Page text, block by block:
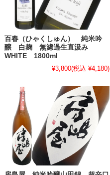
百春（ひゃくしゅん） 純米吟
醸 白麹 無濾過生直汲み
WHITE 1800ml
¥3,800(税込 ¥4,180)